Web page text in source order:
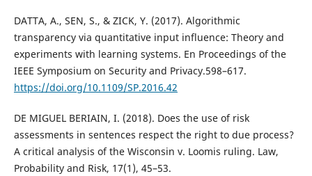
DATTA, A., SEN, S., & ZICK, Y. (2017). Algorithmic
transparency via quantitative input influence: Theory and
experiments with learning systems. En Proceedings of the
IEEE Symposium on Security and Privacy.598–617.
https://doi.org/10.1109/SP.2016.42
DE MIGUEL BERIAIN, I. (2018). Does the use of risk
assessments in sentences respect the right to due process?
A critical analysis of the Wisconsin v. Loomis ruling. Law,
Probability and Risk, 17(1), 45–53.